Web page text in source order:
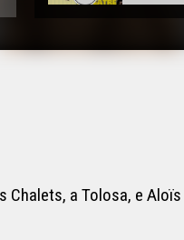
L'Estadi Jo
a Tolosa, e